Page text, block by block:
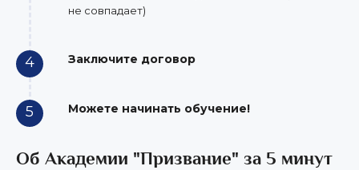
не совпадает)
4 Заключите договор
5 Можете начинать обучение!
Об Академии "Призвание" за 5 минут